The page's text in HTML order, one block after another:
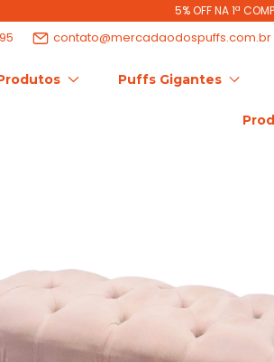
5% OFF NA 1ª
contato@mercadaodospuffs.com.br
Puffs Gigantes